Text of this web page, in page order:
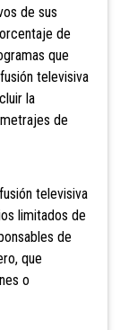
de sus
de
que
televisiva
la
de
televisiva
limitados de
de
que
o